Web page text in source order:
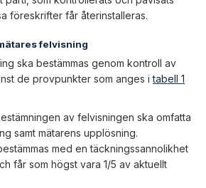
föreskrifter får återinstalleras.
felvisning
ska bestämmas genom kontroll av
de provpunkter som anges itabell 1
av felvisningen ska omfatta
samt mätarens upplösning.
med en täckningssannolikhet
får som högst vara 1/5 av aktuellt